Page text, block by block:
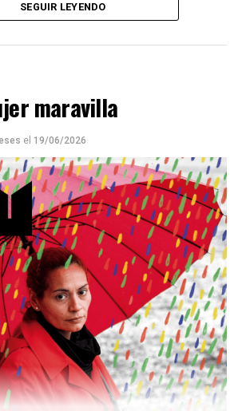
MU ☝️viene con doble tapa, que
Sin chamuyo, a remarla.
en PDF
SEGUIR LEYENDO
maravilla
el 19/06/2026